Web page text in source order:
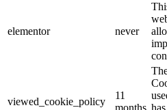
elementor never
viewed_cookie_policy
11